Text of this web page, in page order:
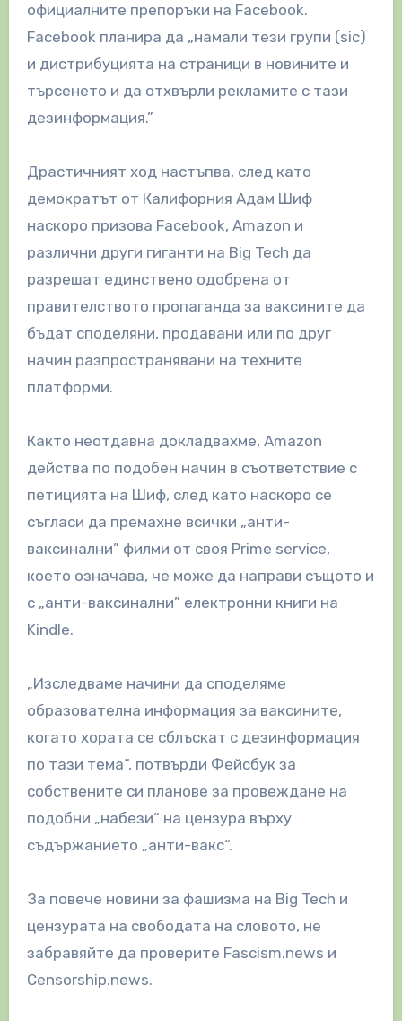
официалните препоръки на Facebook.
Facebook планира да „намали тези групи (sic)
и дистрибуцията на страници в новините и
търсенето и да отхвърли рекламите с тази
дезинформация.”
Драстичният ход настъпва, след като
демократът от Калифорния Адам Шиф
наскоро призова Facebook, Amazon и
различни други гиганти на Big Tech да
разрешат единствено одобрена от
правителството пропаганда за ваксините да
бъдат споделяни, продавани или по друг
начин разпространявани на техните
платформи.
Както неотдавна докладвахме, Amazon
действа по подобен начин в съответствие с
петицията на Шиф, след като наскоро се
съгласи да премахне всички „анти-
ваксинални” филми от своя Prime service,
което означава, че може да направи същото и
с „анти-ваксинални” електронни книги на
Kindle.
„Изследваме начини да споделяме
образователна информация за ваксините,
когато хората се сблъскат с дезинформация
по тази тема“, потвърди Фейсбук за
собствените си планове за провеждане на
подобни „набези“ на цензура върху
съдържанието „анти-вакс“.
За повече новини за фашизма на Big Tech и
цензурата на свободата на словото, не
забравяйте да проверите Fascism.news и
Censorship.news.